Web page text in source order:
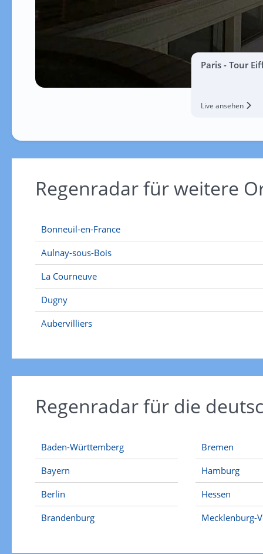
Paris - Tour
Live ansehen
Regenradar für weitere
Bonneuil-en-France
Aulnay-sous-Bois
La Courneuve
Dugny
Aubervilliers
Regenradar für die
Baden-Württemberg
Bayern
Berlin
Brandenburg
Bremen
Hamburg
Hessen
Mecklenburg-